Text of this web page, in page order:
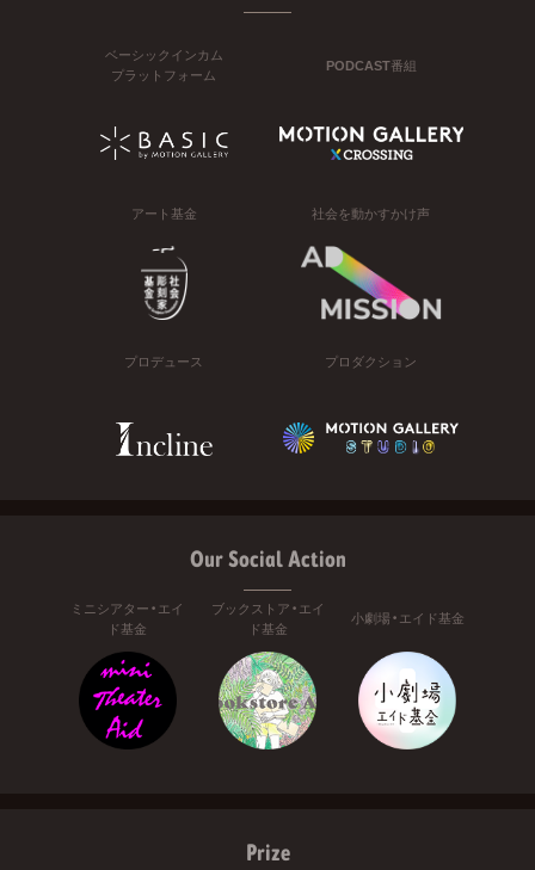
ベーシックインカム
プラットフォーム
PODCAST番組
アート基金 社会を動かすかけ声
プロデュース プロダクション
Our Social Action
ミニシアター・エイ
ド基金
ブックストア・エイ
ド基金
小劇場・エイド基金
Prize